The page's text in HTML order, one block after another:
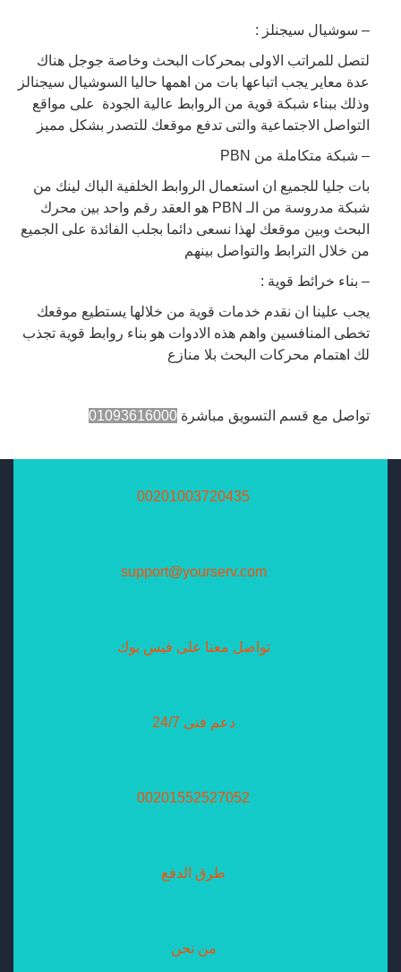
– سوشيال سيجنلز :
لتصل للمراتب الاولى بمحركات البحث وخاصة جوجل هناك
عدة معاير يجب اتباعها بات من اهمها حاليا السوشيال سيجنالز
وذلك ببناء شبكة قوية من الروابط عالية الجودة على مواقع
التواصل الاجتماعية والتى تدفع موقعك للتصدر بشكل مميز
– شبكة متكاملة من PBN
بات جليا للجميع ان استعمال الروابط الخلفية الباك لينك من
شبكة مدروسة من الـ PBN هو العقد رقم واحد بين محرك
البحث وبين موقعك لهذا نسعى دائما بجلب الفائدة على الجميع
من خلال الترابط والتواصل بينهم
– بناء خرائط قوية :
يجب علينا ان نقدم خدمات قوية من خلالها يستطيع موقعك
تخطى المنافسين واهم هذه الادوات هو بناء روابط قوية تجذب
لك اهتمام محركات البحث بلا منازع
تواصل مع قسم التسويق مباشرة 01093616000
00201003720435
support@yourserv.com
تواصل معنا على فيس بوك
دعم فنى 24/7
00201552527052
طرق الدفع
من نحن